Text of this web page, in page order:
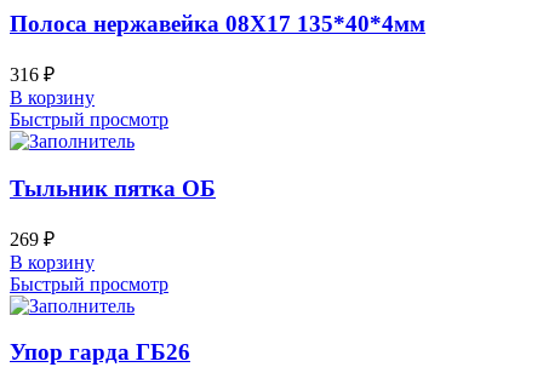
Полоса нержавейка 08Х17 135*40*4мм
316 ₽
В корзину
Быстрый просмотр
Тыльник пятка ОБ
269 ₽
В корзину
Быстрый просмотр
Упор гарда ГБ26